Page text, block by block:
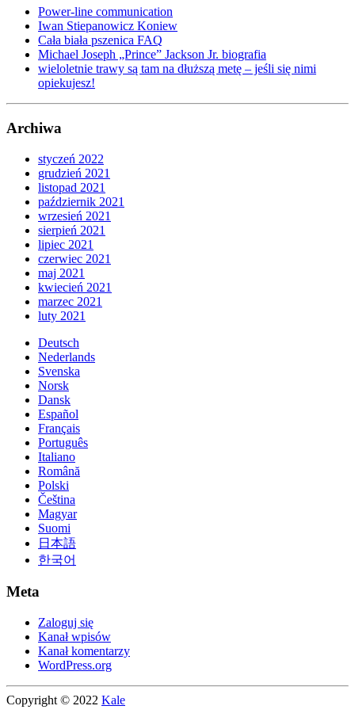
Power-line communication
Iwan Stiepanowicz Koniew
Cała biała pszenica FAQ
Michael Joseph „Prince” Jackson Jr. biografia
wieloletnie trawy są tam na dłuższą metę – jeśli się nimi
opiekujesz!
Archiwa
styczeń 2022
grudzień 2021
listopad 2021
październik 2021
wrzesień 2021
sierpień 2021
lipiec 2021
czerwiec 2021
maj 2021
kwiecień 2021
marzec 2021
luty 2021
Deutsch
Nederlands
Svenska
Norsk
Dansk
Español
Français
Português
Italiano
Română
Polski
Čeština
Magyar
Suomi
日本語
한국어
Meta
Zaloguj się
Kanał wpisów
Kanał komentarzy
WordPress.org
Copyright © 2022 Kale